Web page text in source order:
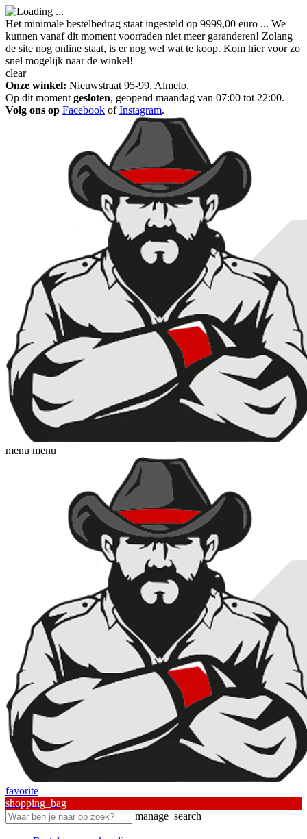
Het minimale bestelbedrag staat ingesteld op 9999,00 euro ... We
kunnen vanaf dit moment voorraden niet meer garanderen! Zolang
de site nog online staat, is er nog wel wat te koop. Kom hier voor zo
snel mogelijk naar de winkel!
clear
Onze winkel: Nieuwstraat 95-99, Almelo.
Op dit moment gesloten, geopend maandag van 07:00 tot 22:00.
Volg ons op Facebook ofInstagram.
menu menu
favorite
shopping_bag
manage_search